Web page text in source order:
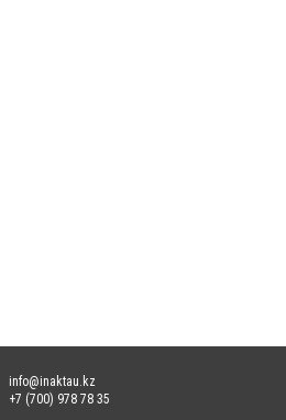
info@inaktau.kz
+7 (700) 978 78 35